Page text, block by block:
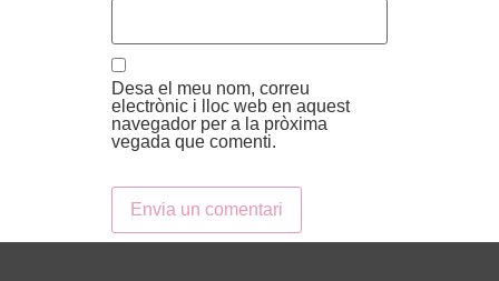
Desa el meu nom, correu
electrònic i lloc web en aquest
navegador per a la pròxima
vegada que comenti.